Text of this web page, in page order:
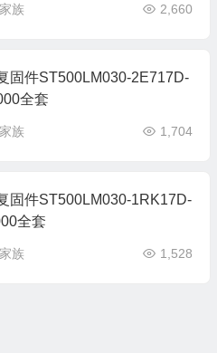
族 2,660
固件ST500LM030-2E717D-
全套
族 1,704
固件ST500LM030-1RK17D-
全套
族 1,528